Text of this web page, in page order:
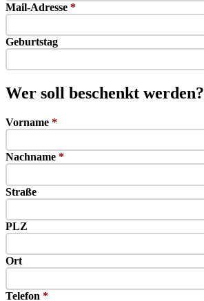
Mail-Adresse *
Geburtstag
Wer soll beschenkt werden?
Vorname *
Nachname *
Straße
PLZ
Ort
Telefon *